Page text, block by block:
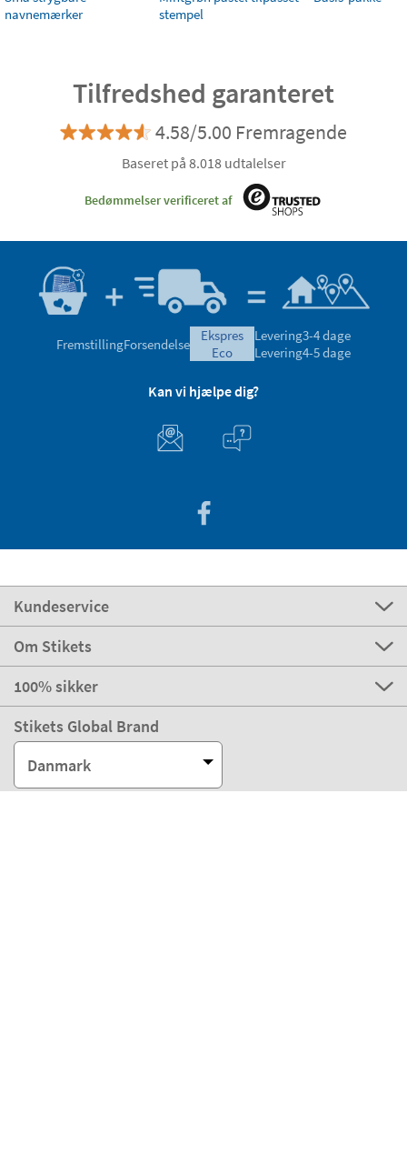
navnemærker
stempel
Tilfredshed garanteret
4.58/5.00 Fremragende
Baseret på 8.018 udtalelser
Bedømmelser verificeret af
FremstillingForsendelse
ekspres
eco
Levering3-4 dage
Levering4-5 dage
Kan vi hjælpe dig?
Kundeservice
Om Stikets
100% sikker
Stikets Global Brand
Danmark